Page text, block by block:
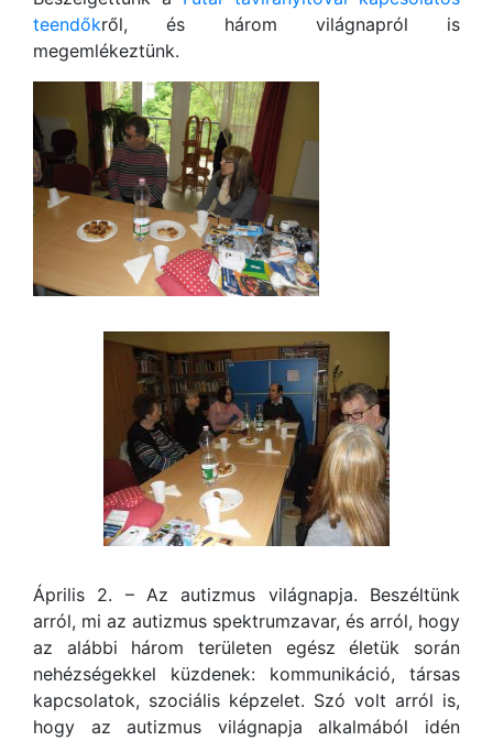
teendőkről, és három világnapról is
megemlékeztünk.
Április 2. – Az autizmus világnapja. Beszéltünk
arról, mi az autizmus spektrumzavar, és arról, hogy
az alábbi három területen egész életük során
nehézségekkel küzdenek: kommunikáció, társas
kapcsolatok, szociális képzelet. Szó volt arról is,
hogy az autizmus világnapja alkalmából idén